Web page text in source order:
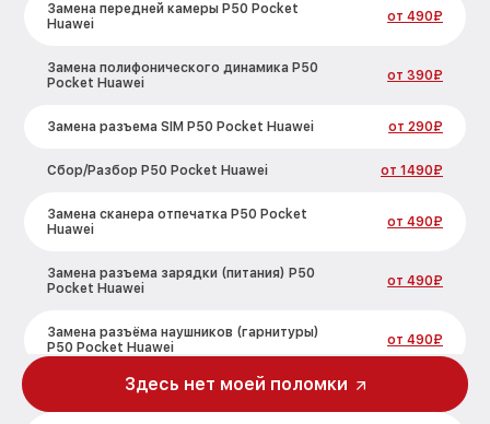
Замена передней камеры P50 Pocket
Huawei
от 490₽
Замена полифонического динамика P50
Pocket Huawei
от 390₽
Замена разъема SIM P50 Pocket Huawei от 290₽
Сбор/Разбор P50 Pocket Huawei от 1490₽
Замена сканера отпечатка P50 Pocket
Huawei
от 490₽
Замена разъема зарядки (питания) P50
Pocket Huawei
от 490₽
Замена разъёма наушников (гарнитуры)
P50 Pocket Huawei
от 490₽
Замена элемента P50 Pocket Huawei
Здесь нет моей поломки